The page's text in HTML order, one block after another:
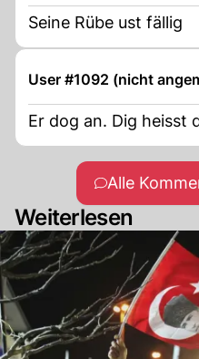
Seine Rübe ust fällig
User #1092 (nicht
Er dog an. Dig heisst
Alle
Weiterlesen